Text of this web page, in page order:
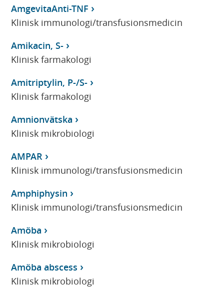
AmgevitaAnti-TNF
Klinisk immunologi/transfusionsmedicin
Amikacin, S-
Klinisk farmakologi
Amitriptylin, P-/S-
Klinisk farmakologi
Amnionvätska
Klinisk mikrobiologi
AMPAR
Klinisk immunologi/transfusionsmedicin
Amphiphysin
Klinisk immunologi/transfusionsmedicin
Amöba
Klinisk mikrobiologi
Amöba abscess
Klinisk mikrobiologi